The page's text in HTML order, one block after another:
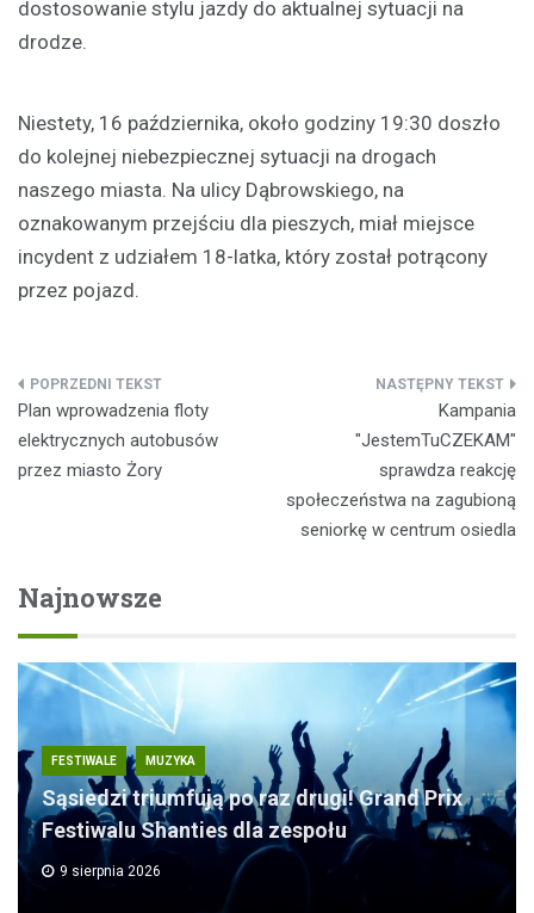
dostosowanie stylu jazdy do aktualnej sytuacji na
drodze.
Niestety, 16 października, około godziny 19:30 doszło
do kolejnej niebezpiecznej sytuacji na drogach
naszego miasta. Na ulicy Dąbrowskiego, na
oznakowanym przejściu dla pieszych, miał miejsce
incydent z udziałem 18-latka, który został potrącony
przez pojazd.
Nawigacja
wpisu
Plan wprowadzenia floty
elektrycznych autobusów
przez miasto Żory
Kampania
"JestemTuCZEKAM"
sprawdza reakcję
społeczeństwa na zagubioną
seniorkę w centrum osiedla
Najnowsze
FESTIWALE MUZYKA
Sąsiedzi triumfują po raz drugi! Grand Prix
Festiwalu Shanties dla zespołu
9 sierpnia 2026